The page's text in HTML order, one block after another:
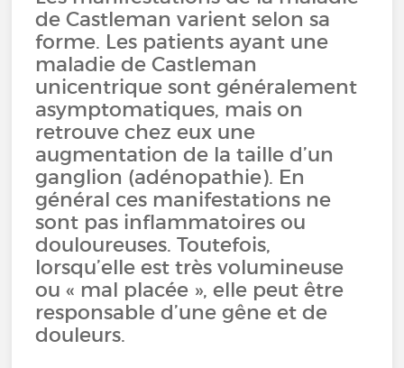
de Castleman varient selon sa
forme. Les patients ayant une
maladie de Castleman
unicentrique sont généralement
asymptomatiques, mais on
retrouve chez eux une
augmentation de la taille d’un
ganglion (adénopathie). En
général ces manifestations ne
sont pas inflammatoires ou
douloureuses. Toutefois,
lorsqu’elle est très volumineuse
ou « mal placée », elle peut être
responsable d’une gêne et de
douleurs.